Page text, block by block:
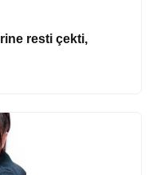
resti çekti,